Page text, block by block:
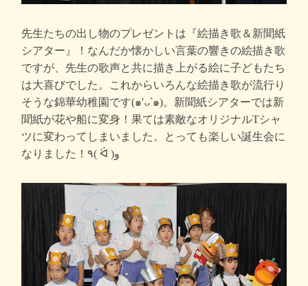
先生たちの出し物のプレゼントは『絵描き歌＆新聞紙
シアター』！なんだか懐かしい言葉の響きの絵描き歌
ですが、先生の歌声と共に描き上がる絵に子どもたち
は大喜びでした。これからいろんな絵描き歌が流行り
そうな錦華幼稚園です(๑′ᴗ‵๑)。新聞紙シアターでは新
聞紙が花や船に変身！果ては素敵なオリジナルTシャ
ツに変わってしまいました。とっても楽しい誕生会に
なりました！٩( ᐛ )و